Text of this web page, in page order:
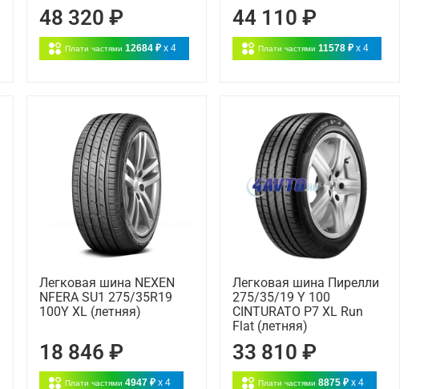
48 320 ₽
Плати частями 12684 ₽ x 4
44 110 ₽
Плати частями 11578 ₽ x 4
Легковая шина NEXEN
NFERA SU1 275/35R19
100Y XL (летняя)
18 846 ₽
Плати частями 4947 ₽ x 4
Легковая шина Пирелли
275/35/19 Y 100
CINTURATO P7 XL Run
Flat (летняя)
33 810 ₽
Плати частями 8875 ₽ x 4